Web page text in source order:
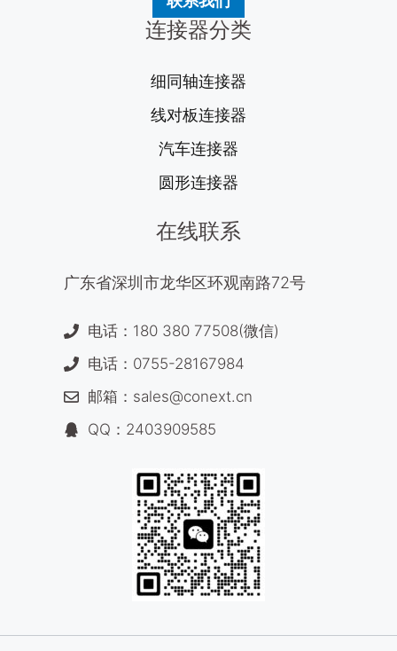
连接器分类
细同轴连接器
线对板连接器
汽车连接器
圆形连接器
在线联系
广东省深圳市龙华区环观南路72号
电话：180 380 77508(微信)
电话：0755-28167984
邮箱：sales@conext.cn
QQ：2403909585